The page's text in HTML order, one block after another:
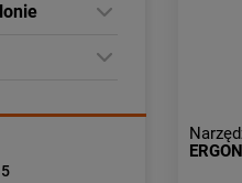
ERGON